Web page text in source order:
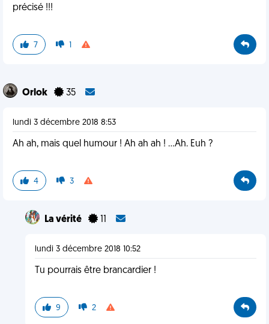
précisé !!!
7 1
Orlok 35
lundi 3 décembre 2018 8:53
Ah ah, mais quel humour ! Ah ah ah ! ...Ah. Euh ?
4 3
La vérité 11
lundi 3 décembre 2018 10:52
Tu pourrais être brancardier !
9 2